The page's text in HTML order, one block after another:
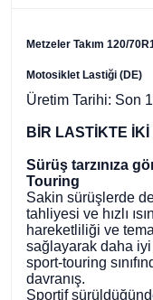
Metzeler Takım 120/
Motosiklet Lastiği (DE)
Üretim Tarihi: Son
BİR LASTİKTE
Sürüş tarzınıza
Touring
Sakin sürüşlerde
tahliyesi ve hızlı
hareketliliği ve
sağlayarak daha
sport-touring
davranış.
Sportif